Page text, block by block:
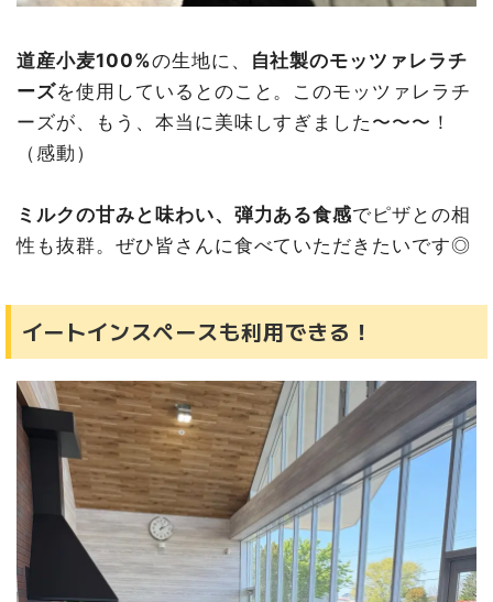
道産小麦100%の生地に、
自社製のモッツァレラチ
ーズを使用しているとのこと。このモッツァレラチ
ーズが、もう、本当に美味しすぎました〜〜〜！
（感動）
ミルクの甘みと味わい、弾力ある食感でピザとの相
性も抜群。ぜひ皆さんに食べていただきたいです◎
イートインスペースも利用できる！